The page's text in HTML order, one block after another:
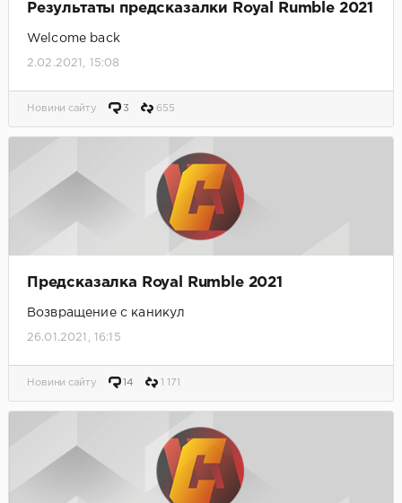
Результаты предсказалки Royal Rumble 2021
Welcome back
2.02.2021, 15:08
Новини сайту 3 655
Предсказалка Royal Rumble 2021
Возвращение с каникул
26.01.2021, 16:15
Новини сайту 14 1 171